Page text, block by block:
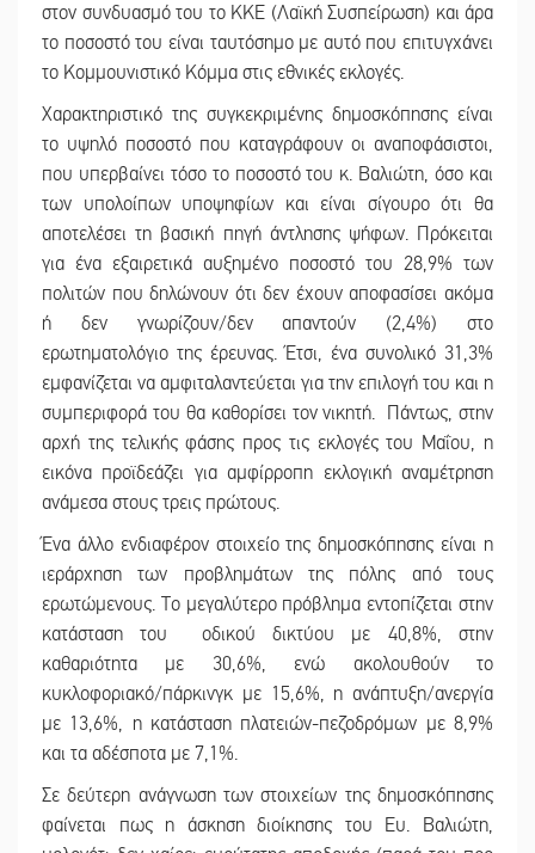
στον συνδυασμό του το ΚΚΕ (Λαϊκή Συσπείρωση) και άρα
το ποσοστό του είναι ταυτόσημο με αυτό που επιτυγχάνει
το Κομμουνιστικό Κόμμα στις εθνικές εκλογές.
Χαρακτηριστικό της συγκεκριμένης δημοσκόπησης είναι
το υψηλό ποσοστό που καταγράφουν οι αναποφάσιστοι,
που υπερβαίνει τόσο το ποσοστό του κ. Βαλιώτη, όσο και
των υπολοίπων υποψηφίων και είναι σίγουρο ότι θα
αποτελέσει τη βασική πηγή άντλησης ψήφων. Πρόκειται
για ένα εξαιρετικά αυξημένο ποσοστό του 28,9% των
πολιτών που δηλώνουν ότι δεν έχουν αποφασίσει ακόμα
ή δεν γνωρίζουν/δεν απαντούν (2,4%) στο
ερωτηματολόγιο της έρευνας. Έτσι, ένα συνολικό 31,3%
εμφανίζεται να αμφιταλαντεύεται για την επιλογή του και η
συμπεριφορά του θα καθορίσει τον νικητή. Πάντως, στην
αρχή της τελικής φάσης προς τις εκλογές του Μαΐου, η
εικόνα προϊδεάζει για αμφίρροπη εκλογική αναμέτρηση
ανάμεσα στους τρεις πρώτους.
Ένα άλλο ενδιαφέρον στοιχείο της δημοσκόπησης είναι η
ιεράρχηση των προβλημάτων της πόλης από τους
ερωτώμενους. Το μεγαλύτερο πρόβλημα εντοπίζεται στην
κατάσταση του οδικού δικτύου με 40,8%, στην
καθαριότητα με 30,6%, ενώ ακολουθούν το
κυκλοφοριακό/πάρκινγκ με 15,6%, η ανάπτυξη/ανεργία
με 13,6%, η κατάσταση πλατειών-πεζοδρόμων με 8,9%
και τα αδέσποτα με 7,1%.
Σε δεύτερη ανάγνωση των στοιχείων της δημοσκόπησης
φαίνεται πως η άσκηση διοίκησης του Ευ. Βαλιώτη,